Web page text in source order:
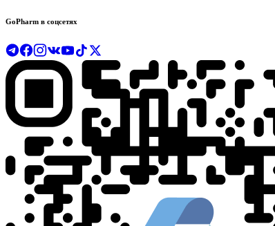
GoPharm в соцсетях